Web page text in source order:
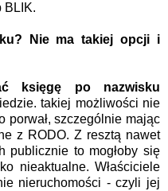
BLIK.
Nie ma takiej opcji i
księgę po nazwisku
takiej możliwości nie
porwał, szczególnie mając
z RODO. Z resztą nawet
publicznie to mogłoby się
nieaktualne. Właściciele
nieruchomości - czyli jej